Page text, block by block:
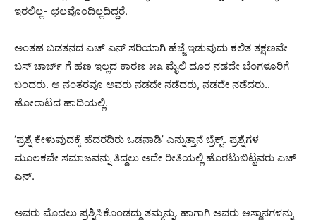
ಇರಲಿಲ್ಲ- ಛಲವೊಂದಿಲ್ಲದಿದ್ದರೆ.
ಅಂತಹ ಬಡತನದ ಎಚ್ ಎನ್ ಸರಿಯಾಗಿ ಹೆಜ್ಜೆ ಇಡುವುದು ಕಲಿತ ತಕ್ಷಣವೇ
ಬಸ್ ಚಾರ್ಜ್ ಗೆ ಹಣ ಇಲ್ಲದ ಕಾರಣ ೫೩ ಮೈಲಿ ದೂರ ನಡದೇ ಬೆಂಗಳೂರಿಗೆ
ಬಂದರು. ಆ ನಂತರವೂ ಅವರು ನಡದೇ ನಡೆದರು, ನಡದೇ ನಡೆದರು..
ಹೋರಾಟದ ಹಾದಿಯಲ್ಲಿ.
‘ಪ್ರಶ್ನೆ ಕೇಳುವುದಕ್ಕೆ ಹೆದರದಿರು ಒಡನಾಡಿ’ ಎನ್ನುತ್ತಾನೆ ಬ್ರೆಕ್ಟ್. ಪ್ರಶ್ನೆಗಳ
ಮೂಲಕವೇ ಸಮಾಜವನ್ನು ತಿದ್ದಲು ಅದೇ ರೀತಿಯಲ್ಲಿ ಹೊರಟುಬಿಟ್ಟವರು ಎಚ್
ಎನ್.
ಅವರು ಮೊದಲು ಪ್ರಶ್ನಿಸಿಕೊಂಡದ್ದು ತಮ್ಮನ್ನು. ಹಾಗಾಗಿ ಅವರು ಆಸ್ಥಾನಗಳನ್ನು